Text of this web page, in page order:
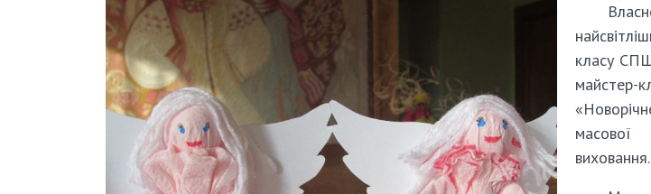
класу СПШ
майстер-
масової
виховання.